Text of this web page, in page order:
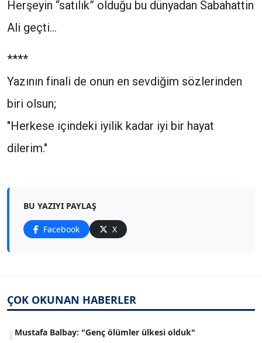
Herşeyin “satılık” olduğu bu dünyadan Sabahattin
Ali geçti...
****
Yazının finali de onun en sevdiğim sözlerinden
biri olsun;
"Herkese içindeki iyilik kadar iyi bir hayat
dilerim."
BU YAZIYI PAYLAŞ
Facebook X
ÇOK OKUNAN HABERLER
Mustafa Balbay: "Genç ölümler ülkesi olduk"